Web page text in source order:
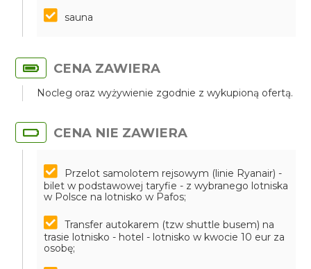
sauna
CENA ZAWIERA
Nocleg oraz wyżywienie zgodnie z wykupioną ofertą.
CENA NIE ZAWIERA
Przelot samolotem rejsowym (linie Ryanair) -
bilet w podstawowej taryfie - z wybranego lotniska
w Polsce na lotnisko w Pafos;
Transfer autokarem (tzw shuttle busem) na
trasie lotnisko - hotel - lotnisko w kwocie 10 eur za
osobę;